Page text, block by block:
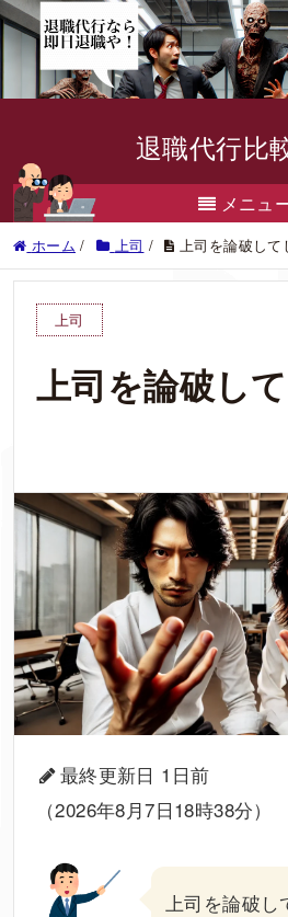
退職代行比
メニュ
ホーム / 上司 / 上司を論破して
上司
上司を論破し
最終更新日 1日前
（2026年8月7日18時38分）
上司 を論破し